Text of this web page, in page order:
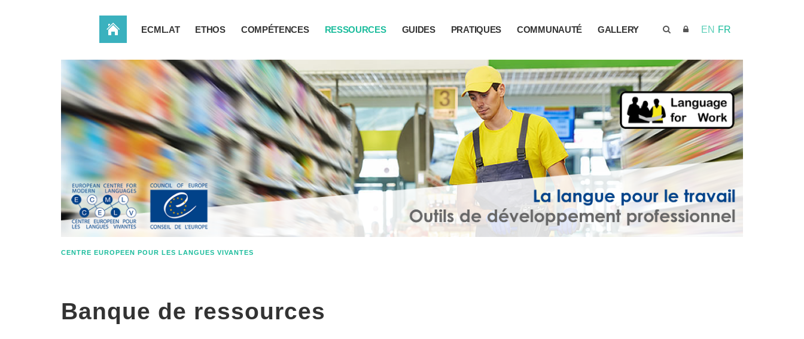
EN FR
ACCUEIL ECML.AT ETHOS COMPÉTENCES RESSOURCES GUIDES PRATIQUES COMMUNAUTÉ GALLERY
CENTRE EUROPEEN POUR LES LANGUES VIVANTES
Banque de ressources